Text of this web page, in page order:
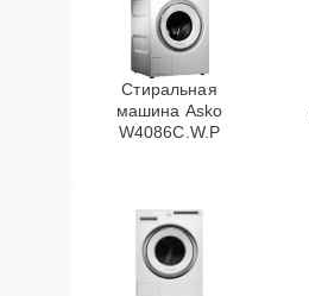
Стиральная
машина Asko
W4086C.W.P